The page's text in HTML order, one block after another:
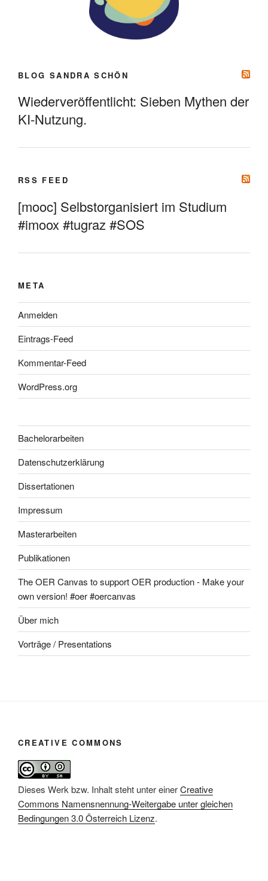
BLOG SANDRA SCHÖN
Wiederveröffentlicht: Sieben Mythen der
KI-Nutzung.
RSS FEED
[mooc] Selbstorganisiert im Studium
#imoox #tugraz #SOS
META
Anmelden
Eintrags-Feed
Kommentar-Feed
WordPress.org
Bachelorarbeiten
Datenschutzerklärung
Dissertationen
Impressum
Masterarbeiten
Publikationen
The OER Canvas to support OER production - Make your
own version! #oer #oercanvas
Über mich
Vorträge / Presentations
CREATIVE COMMONS
Dieses Werk bzw. Inhalt steht unter einerCreative
Commons Namensnennung-Weitergabe unter gleichen
Bedingungen 3.0 Österreich Lizenz.